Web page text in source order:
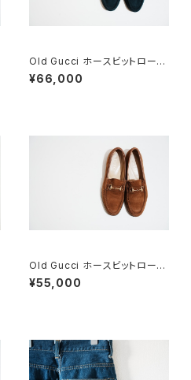
Old Gucci ホースビットローフ
ァー 36.5C Navy Suede
¥66,000
Old Gucci ホースビットローフ
ァー 36C Brown Suede
¥55,000